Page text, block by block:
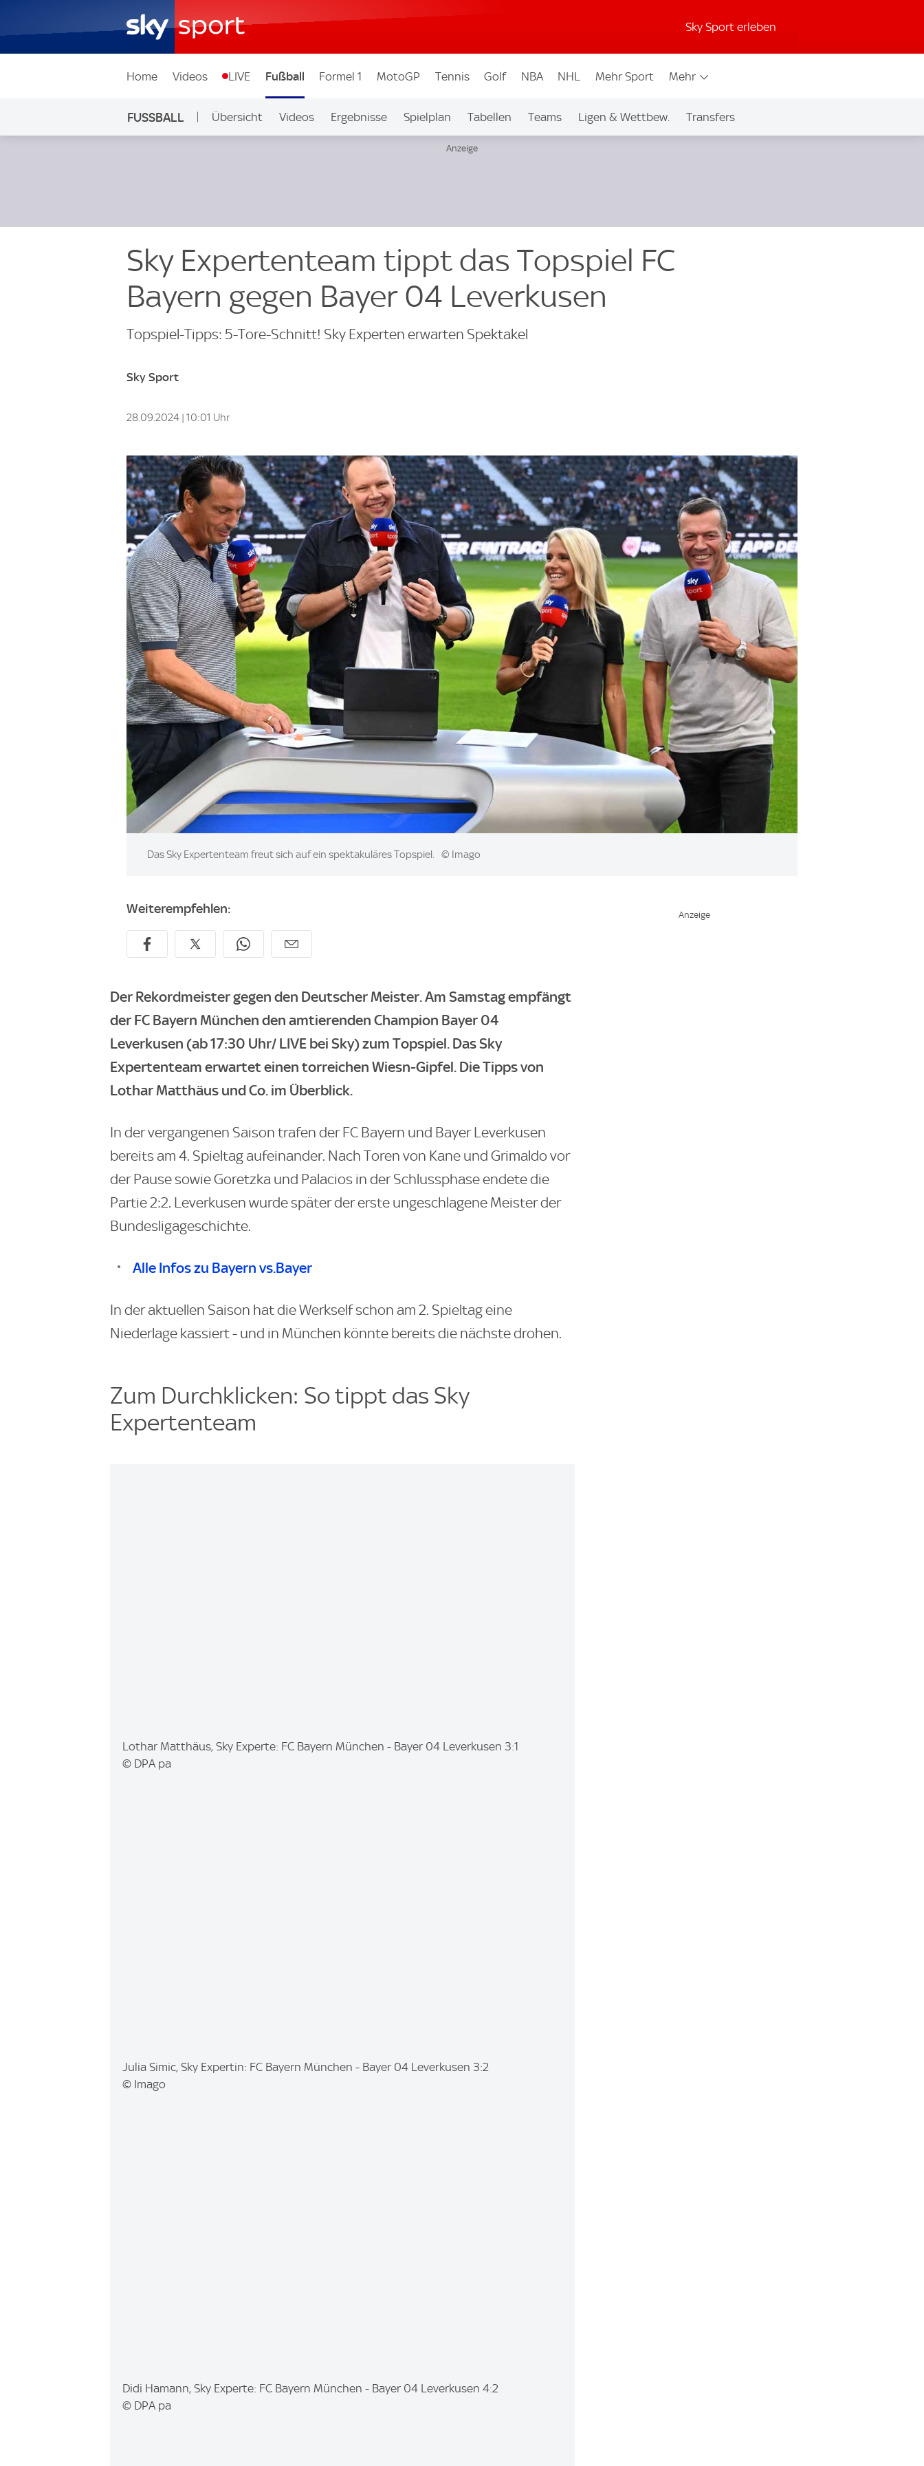
Sky Sport erleben
Home Videos LIVE Fußball Formel 1 MotoGP Tennis Golf NBA NHL Mehr Sport Mehr
FUSSBALL Übersicht Videos Ergebnisse Spielplan Tabellen Teams Ligen & Wettbew. Transfers
Sky Expertenteam tippt das Topspiel FC
Bayern gegen Bayer 04 Leverkusen
Topspiel-Tipps: 5-Tore-Schnitt! Sky Experten erwarten Spektakel
Sky Sport
28.09.2024 | 10:01 Uhr
Image:
Das Sky Expertenteam freut sich auf ein spektakuläres Topspiel. © Imago
Weiterempfehlen:
Der Rekordmeister gegen den Deutscher Meister. Am Samstag empfängt
der FC Bayern München den amtierenden Champion Bayer 04
Leverkusen (ab 17:30 Uhr/ LIVE bei Sky) zum Topspiel. Das Sky
Expertenteam erwartet einen torreichen Wiesn-Gipfel. Die Tipps von
Lothar Matthäus und Co. im Überblick.
In der vergangenen Saison trafen der FC Bayern und Bayer Leverkusen
bereits am 4. Spieltag aufeinander. Nach Toren von Kane und Grimaldo vor
der Pause sowie Goretzka und Palacios in der Schlussphase endete die
Partie 2:2. Leverkusen wurde später der erste ungeschlagene Meister der
Bundesligageschichte.
Alle Infos zu Bayern vs.Bayer
In der aktuellen Saison hat die Werkself schon am 2. Spieltag eine
Niederlage kassiert - und in München könnte bereits die nächste drohen.
Zum Durchklicken: So tippt das Sky
Expertenteam
I
m
Lothar Matthäus, Sky Experte: FC Bayern München - Bayer 04 Leverkusen 3:1
© DPA pa
I
m
Julia Simic, Sky Expertin: FC Bayern München - Bayer 04 Leverkusen 3:2
© Imago
I
m
Didi Hamann, Sky Experte: FC Bayern München - Bayer 04 Leverkusen 4:2
© DPA pa